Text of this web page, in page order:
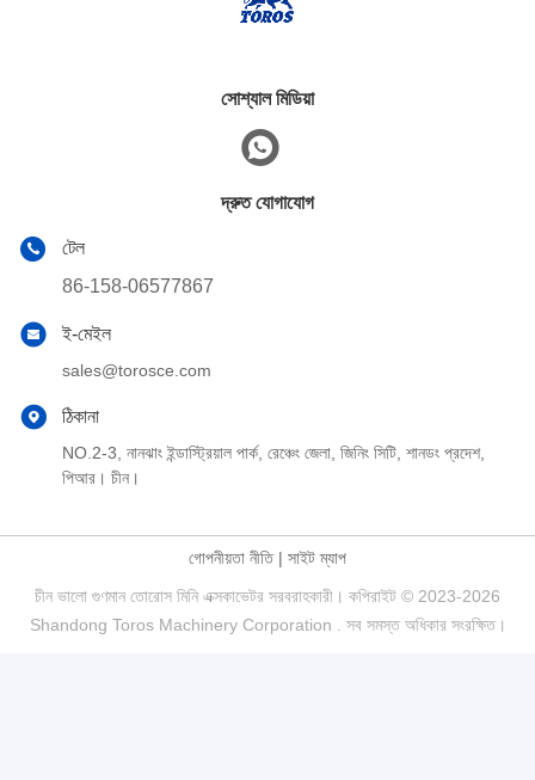
সোশ্যাল মিডিয়া
দ্রুত যোগাযোগ
টেল
86-158-06577867
ই-মেইল
sales@torosce.com
ঠিকানা
NO.2-3, নানঝাং ইন্ডাস্ট্রিয়াল পার্ক, রেঞ্চেং জেলা, জিনিং সিটি, শানডং প্রদেশ,
পিআর। চীন।
গোপনীয়তা নীতি| সাইট ম্যাপ
চীন ভালো গুণমান তোরোস মিনি এক্সকাভেটর সরবরাহকারী। কপিরাইট © 2023-2026
Shandong Toros Machinery Corporation . সব সমস্ত অধিকার সংরক্ষিত।